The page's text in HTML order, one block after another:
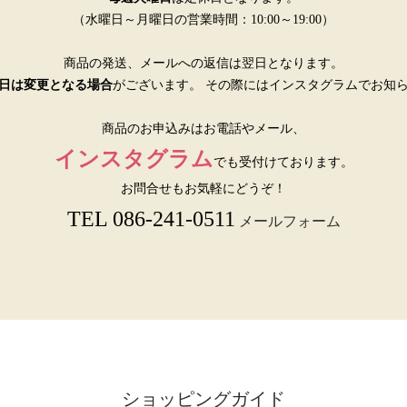
（水曜日～月曜日の営業時間：10:00～19:00）
商品の発送、メールへの返信は翌日となります。
は変更となる場合がございます。 その際にはインスタグラムでお知
商品のお申込みはお電話やメール、
インスタグラム でも受付けております。
お問合せもお気軽にどうぞ！
TEL 086-241-0511 メールフォーム
ショッピングガイド